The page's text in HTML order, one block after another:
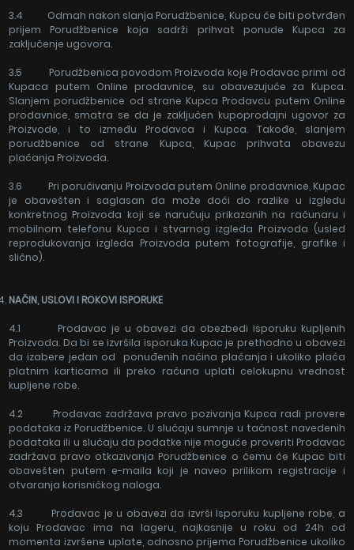
3.4 Odmah nakon slanja Porudžbenice, Kupcu će biti potvrđen
prijem Porudžbenice koja sadrži prihvat ponude Kupca za
zaključenje ugovora.
3.5 Porudžbenica povodom Proizvoda koje Prodavac primi od
Kupaca putem Online prodavnice, su obavezujuće za Kupca.
Slanjem porudžbenice od strane Kupca Prodavcu putem Online
prodavnice, smatra se da je zaključen kupoprodajni ugovor za
Proizvode, i to između Prodavca i Kupca. Takođe, slanjem
porudžbenice od strane Kupca, Kupac prihvata obavezu
plaćanja Proizvoda.
3.6 Pri poručivanju Proizvoda putem Online prodavnice, Kupac
je obavešten i saglasan da može doći do razlike u izgledu
konkretnog Proizvoda koji se naručuju prikazanih na računaru i
mobilnom telefonu Kupca i stvarnog izgleda Proizvoda (usled
reprodukovanja izgleda Proizvoda putem fotografije, grafike i
slično).
NAČIN, USLOVI I ROKOVI ISPORUKE
4.1 Prodavac je u obavezi da obezbedi isporuku kupljenih
Proizvoda. Da bi se izvršila isporuka Kupac je prethodno u obavezi
da izabere jedan od ponuđenih načina plaćanja i ukoliko plaća
platnim karticama ili preko računa uplati celokupnu vrednost
kupljene robe.
4.2 Prodavac zadržava pravo pozivanja Kupca radi provere
podataka iz Porudžbenice. U slučaju sumnje u tačnost navedenih
podataka ili u slučaju da podatke nije moguće proveriti Prodavac
zadržava pravo otkazivanja Porudžbenice o čemu će Kupac biti
obavešten putem e-maila koji je naveo prilikom registracije i
otvaranja korisničkog naloga.
4.3 Prodavac je u obavezi da izvrši Isporuku kupljene robe, a
koju Prodavac ima na lageru, najkasnije u roku od 24h od
momenta izvršene uplate, odnosno prijema Porudžbenice ukoliko